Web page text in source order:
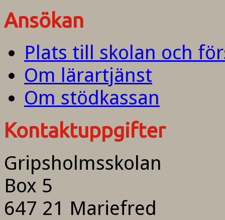
Ansökan
Plats till skolan och
Om lärartjänst
Om stödkassan
Kontaktuppgifter
Gripsholmsskolan
Box 5
647 21 Mariefred